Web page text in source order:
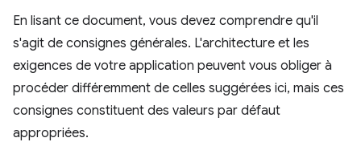
En lisant ce document, vous devez comprendre qu'il
s'agit de consignes générales. L'architecture et les
exigences de votre application peuvent vous obliger à
procéder différemment de celles suggérées ici, mais ces
consignes constituent des valeurs par défaut
appropriées.